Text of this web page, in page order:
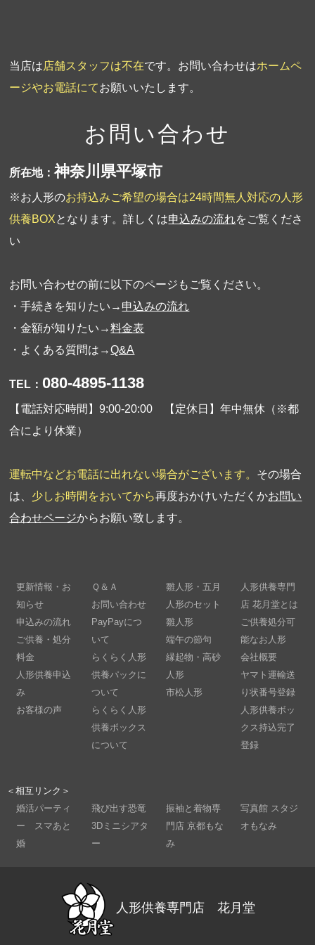
当店は店舗スタッフは不在です。お問い合わせはホームペ
ージやお電話にてお願いいたします。
お問い合わせ
所在地：神奈川県平塚市
※お人形のお持込みご希望の場合は24時間無人対応の人形
供養BOXとなります。詳しくは申込みの流れをご覧くださ
い
お問い合わせの前に以下のページもご覧ください。
・手続きを知りたい→ 申込みの流れ
・金額が知りたい→料金表
・よくある質問は→Q&A
TEL： 080-4895-1138
【電話対応時間】9:00-20:00 【定休日】年中無休（※都
合により休業）
運転中などお電話に出れない場合がございます。 その場合
は、 少しお時間をおいてから再度おかけいただくかお問い
合わせページからお願い致します。
更新情報・お
知らせ
申込みの流れ
ご供養・処分
料金
人形供養申込
み
お客様の声
Ｑ＆Ａ
お問い合わせ
PayPayにつ
いて
らくらく人形
供養パックに
ついて
らくらく人形
供養ボックス
について
雛人形・五月
人形のセット
雛人形
端午の節句
縁起物・高砂
人形
市松人形
人形供養専門
店 花月堂とは
ご供養処分可
能なお人形
会社概要
ヤマト運輸送
り状番号登録
人形供養ボッ
クス持込完了
登録
＜相互リンク＞
婚活パーティ
ー スマあと
婚
飛び出す恐竜
3Dミニシアタ
ー
振袖と着物専
門店 京都もな
み
写真館 スタジ
オもなみ
人形供養専門店 花月堂